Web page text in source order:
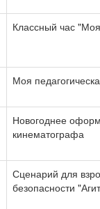
Классный час
Моя
Новогоднее
кинематографа
Сценарий для
безопасности